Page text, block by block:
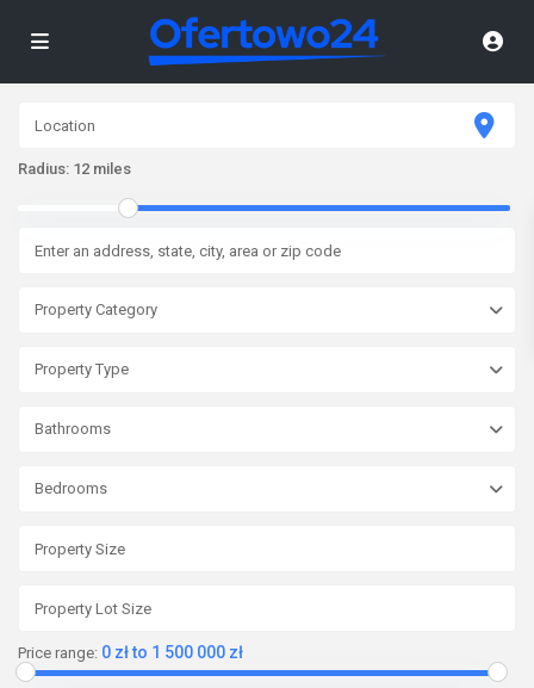
Radius: 12 miles
Property Category
Property Type
Bathrooms
Bedrooms
Price range: 0 zł to 1 500 000 zł